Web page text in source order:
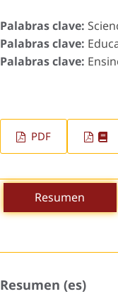
Palabras clave:
Palabras clave:
Palabras clave:
PDF
Resumen
Resumen (es)